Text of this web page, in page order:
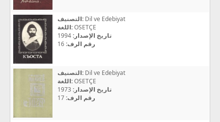
التصنيف: Dil ve Edebiyat
اللغة:OSETÇE
تاريخ الإصدار:
رقم الرف:
التصنيف: Dil ve Edebiyat
اللغة:OSETÇE
تاريخ الإصدار:
رقم الرف: